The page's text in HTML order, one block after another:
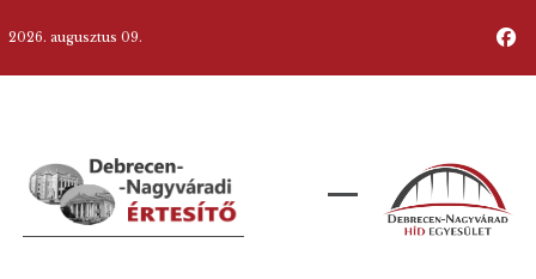
2026. augusztus 09.